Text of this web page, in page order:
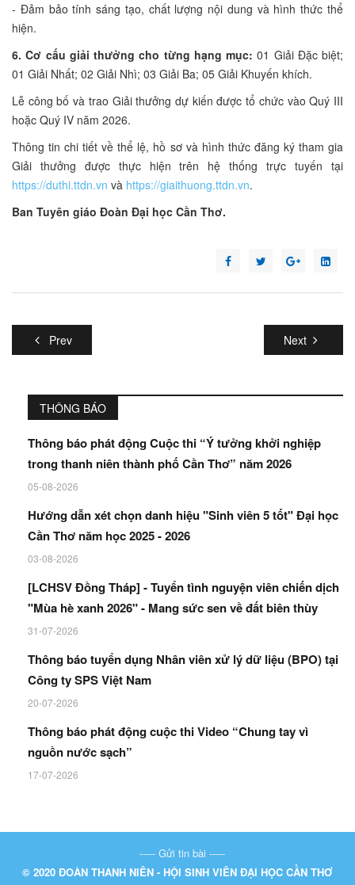
- Đảm bảo tính sáng tạo, chất lượng nội dung và hình thức thể
hiện.
6. Cơ cấu giải thưởng cho từng hạng mục: 01 Giải Đặc biệt;
01 Giải Nhất; 02 Giải Nhì; 03 Giải Ba; 05 Giải Khuyến khích.
Lễ công bố và trao Giải thưởng dự kiến được tổ chức vào Quý III
hoặc Quý IV năm 2026.
Thông tin chi tiết về thể lệ, hồ sơ và hình thức đăng ký tham gia
Giải thưởng được thực hiện trên hệ thống trực tuyến tại
https://duthi.ttdn.vn và https://giaithuong.ttdn.vn.
Ban Tuyên giáo Đoàn Đại học Cần Thơ.
Prev Next
THÔNG BÁO
Thông báo phát động Cuộc thi “Ý tưởng khởi nghiệp
trong thanh niên thành phố Cần Thơ” năm 2026
05-08-2026
Hướng dẫn xét chọn danh hiệu "Sinh viên 5 tốt" Đại học
Cần Thơ năm học 2025 - 2026
03-08-2026
[LCHSV Đồng Tháp] - Tuyển tình nguyện viên chiến dịch
"Mùa hè xanh 2026" - Mang sức sen về đất biên thùy
31-07-2026
Thông báo tuyển dụng Nhân viên xử lý dữ liệu (BPO) tại
Công ty SPS Việt Nam
20-07-2026
Thông báo phát động cuộc thi Video “Chung tay vì
nguồn nước sạch”
17-07-2026
----- Gửi tin bài -----
© 2020 ĐOÀN THANH NIÊN - HỘI SINH VIÊN ĐẠI HỌC CẦN THƠ